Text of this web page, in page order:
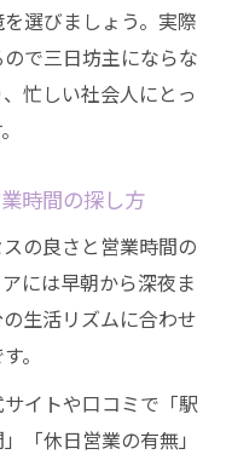
選びましょう。実際
で三日坊主にならな
忙しい社会人にとっ
時間の探し方
の良さと営業時間の
には早朝から深夜ま
生活リズムに合わせ
。
イトや口コミで「駅
「休日営業の有無」